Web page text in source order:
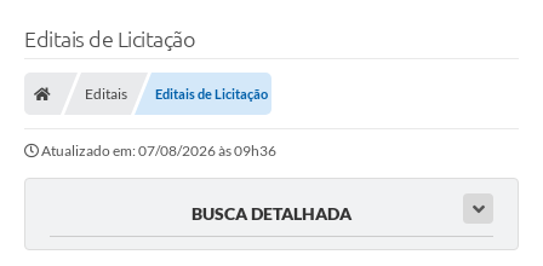
Secretarias
Editais
Transparência Pública
Editais de Licitação
Editais Editais de Licitação
Atualizado em: 07/08/2026 às 09h36
BUSCA DETALHADA